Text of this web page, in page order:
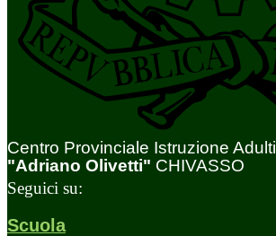
Centro Provinciale Istruzione Adulti
"Adriano Olivetti" CHIVASSO
Seguici su:
Scuola